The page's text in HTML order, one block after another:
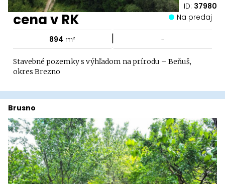
ID: 37980
cena v RK Na predaj
894 m² | -
Stavebné pozemky s výhľadom na prírodu – Beňuš,
okres Brezno
Brusno